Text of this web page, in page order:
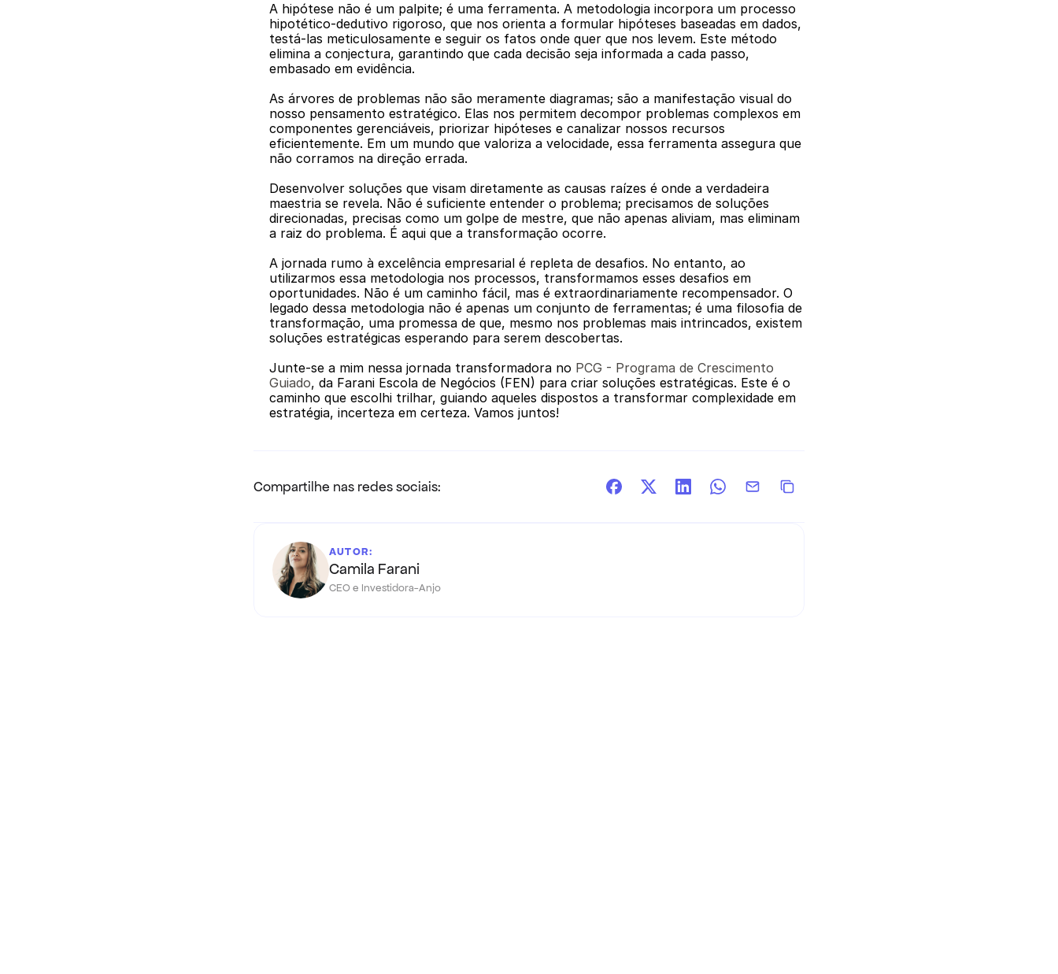
A hipótese não é um palpite; é uma ferramenta. A metodologia incorpora um processo
hipotético-dedutivo rigoroso, que nos orienta a formular hipóteses baseadas em dados,
testá-las meticulosamente e seguir os fatos onde quer que nos levem. Este método
elimina a conjectura, garantindo que cada decisão seja informada a cada passo,
embasado em evidência.
As árvores de problemas não são meramente diagramas; são a manifestação visual do
nosso pensamento estratégico. Elas nos permitem decompor problemas complexos em
componentes gerenciáveis, priorizar hipóteses e canalizar nossos recursos
eficientemente. Em um mundo que valoriza a velocidade, essa ferramenta assegura que
não corramos na direção errada.
Desenvolver soluções que visam diretamente as causas raízes é onde a verdadeira
maestria se revela. Não é suficiente entender o problema; precisamos de soluções
direcionadas, precisas como um golpe de mestre, que não apenas aliviam, mas eliminam
a raiz do problema. É aqui que a transformação ocorre.
A jornada rumo à excelência empresarial é repleta de desafios. No entanto, ao
utilizarmos essa metodologia nos processos, transformamos esses desafios em
oportunidades. Não é um caminho fácil, mas é extraordinariamente recompensador. O
legado dessa metodologia não é apenas um conjunto de ferramentas; é uma filosofia de
transformação, uma promessa de que, mesmo nos problemas mais intrincados, existem
soluções estratégicas esperando para serem descobertas.
Junte-se a mim nessa jornada transformadora no PCG - Programa de Crescimento
Guiado, da Farani Escola de Negócios (FEN) para criar soluções estratégicas. Este é o
caminho que escolhi trilhar, guiando aqueles dispostos a transformar complexidade em
estratégia, incerteza em certeza. Vamos juntos!
Compartilhe nas redes sociais:
AUTOR:
Camila Farani
CEO e Investidora-Anjo